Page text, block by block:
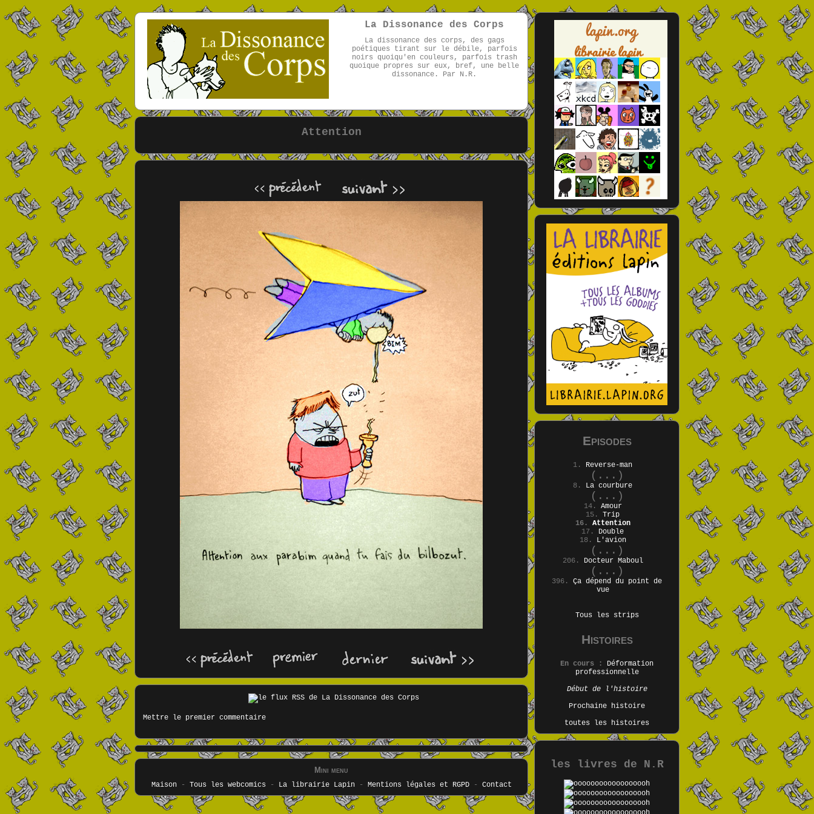
La Dissonance des Corps
La dissonance des corps, des gags
poétiques tirant sur le débile, parfois
noirs quoiqu'en couleurs, parfois trash
quoique propres sur eux, bref, une belle
dissonance. Par N.R.
Attention
Mettre le premier commentaire
Mini menu
Maison- Tous les webcomics - La librairie Lapin- Mentions légales et RGPD- Contact
Episodes
1. Reverse-man
(...)
8. La courbure
(...)
14. Amour
15. Trip
16. Attention
17. Double
18.
L'avion
(...)
206. Docteur Maboul
(...)
396. Ça dépend du point de
vue
Tous les strips
Histoires
En cours :
Déformation
professionnelle
Début de l'histoire
Prochaine histoire
toutes les histoires
les livres de N.R